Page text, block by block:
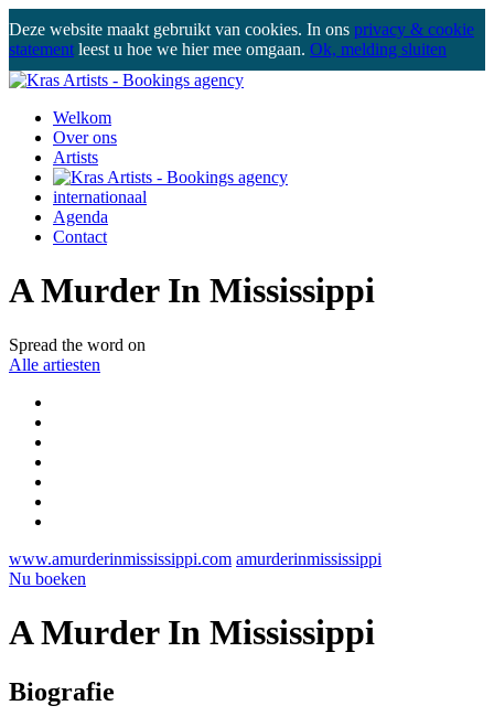
Deze website maakt gebruikt van cookies. In ons privacy & cookie
statement leest u hoe we hier mee omgaan. Ok, melding sluiten
Welkom
Over ons
Artists
internationaal
Agenda
Contact
A Murder In Mississippi
Spread the word on
Alle artiesten
www.amurderinmississippi.com amurderinmississippi
Nu boeken
A Murder In Mississippi
Biografie